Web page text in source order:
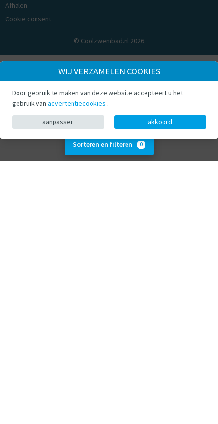
Sorteren en filteren 0
Afhalen
Cookie consent
© Coolzwembad.nl 2026
WIJ VERZAMELEN COOKIES
Door gebruik te maken van deze website accepteert u het
gebruik van advertentiecookies .
aanpassen akkoord